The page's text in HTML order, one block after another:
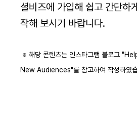
셜비즈에 가입해 쉽고 간단하
작해 보시기 바랍니다.
※ 해당 콘텐츠는 인스타그램 블로그
New Audiences"를 참고하여 작성하였